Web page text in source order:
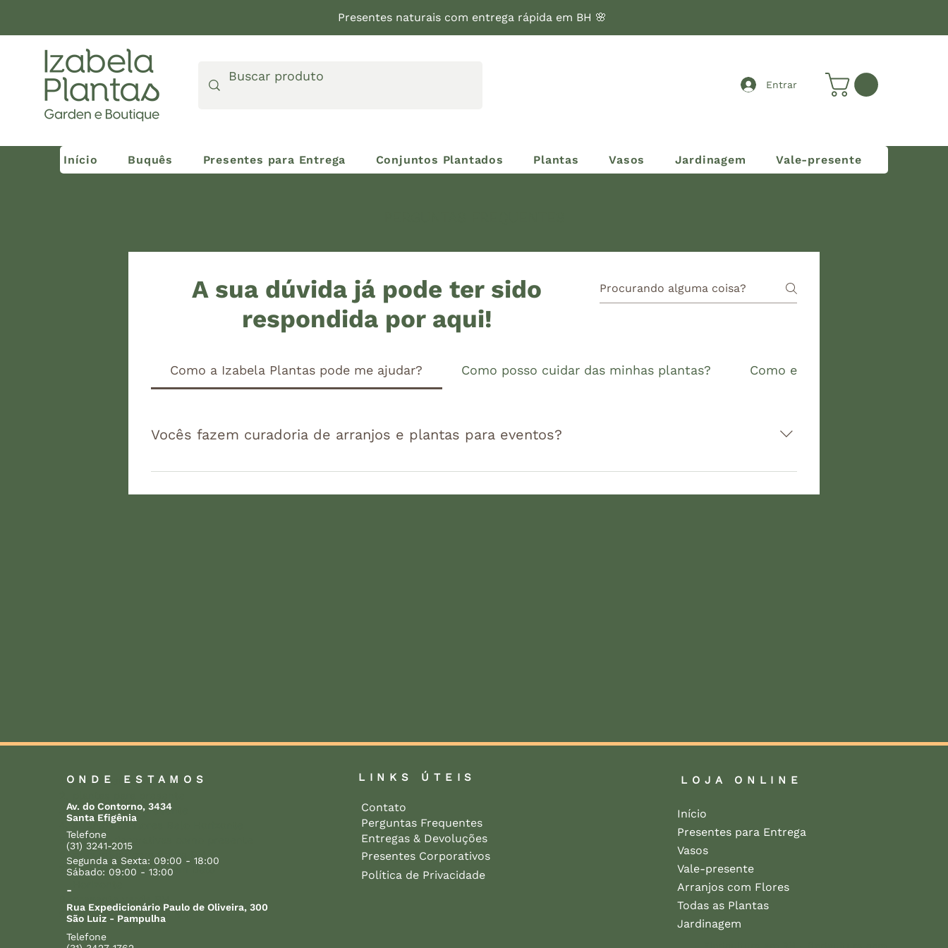
Presentes naturais com entrega rápida em BH 🌸
Entrar
Início Buquês Presentes para Entrega Conjuntos Plantados Plantas Vasos Jardinagem Vale-presente
A sua dúvida já pode ter sido
respondida por aqui!
Como a Izabela Plantas pode me ajudar? Como posso cuidar das minhas plantas? Como escolho as plantas
Vocês fazem curadoria de arranjos e plantas para eventos?
Sim. A Izabela Plantas trabalha com curadoria de arranjos, aluguel de plantas para eventos e soluções
presentes com plantas
orquídeas de presente
arranjos de flores Belo Horizonte
plantas decorativas como presente
presentear com flores BH
entrega de plantas em Belo
delivery de plantas BH
ONDE ESTAMOS
Av. do Contorno, 3434
Santa Efigênia
Telefone
(31) 3241-2015
Segunda a Sexta: 09:00 - 18:00
Sábado: 09:00 - 13:00
-
Rua Expedicionário Paulo de Oliveira, 300
São Luiz - Pampulha
Telefone
LINKS ÚTEIS
Contato
Perguntas Frequentes
Entregas & Devoluções
Presentes Corporativos
Política de Privacidade
LOJA ONLINE
Início
Presentes para Entrega
Vasos
Vale-presente
Arranjos com Flores
Todas as Plantas
Jardinagem